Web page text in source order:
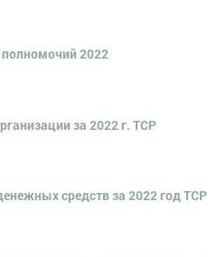
2022
за 2022 г. ТСР
средств за 2022 год ТСР